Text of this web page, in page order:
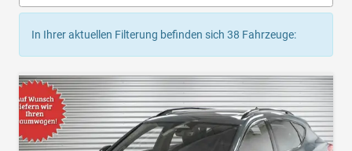
In Ihrer aktuellen Filterung befinden sich 38 Fahrzeuge: